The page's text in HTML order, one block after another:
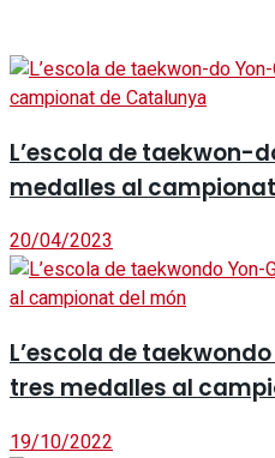
L’escola de taekwon-
medalles al
20/04/2023
L’escola de
tres medalles al
19/10/2022